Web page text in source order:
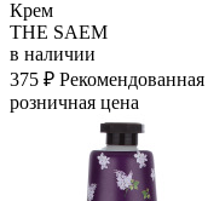
Крем
THE SAEM
в наличии
375 ₽ Рекомендованная
розничная цена